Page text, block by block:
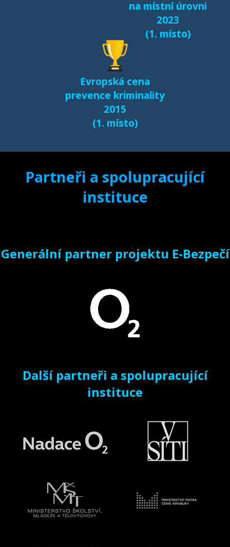
Další výsledky jsou k
samostatné stránce
e-bezpeci.cz/vyzkum.
na místní úrovni
2023
(1. místo)
Evropská cena
prevence kriminality
2015
(1. místo)
Partneři a spolupracující
instituce
Generální partner projektu E-Bezpečí
Další partneři a spolupracující
instituce